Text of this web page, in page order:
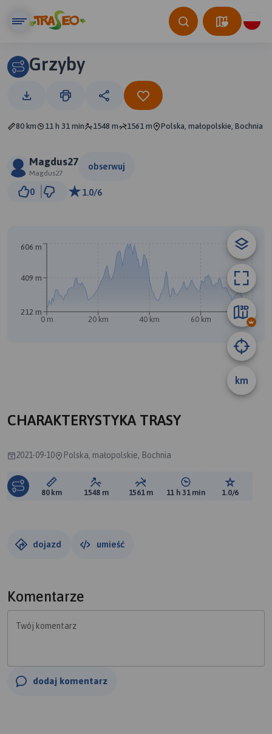
Grzyby
80 km 11 h 31 min 1548 m 1561 m Polska, małopolskie, Bochnia
Magdus27
Magdus27
obserwuj
0 1.0/6
km
0 m 20 km 40 km 60 km 80 km
212 m
409 m
606 m
CHARAKTERYSTYKA TRASY
2021-09-10 Polska, małopolskie, Bochnia
Długość trasy:
80 km Suma przewyższeń:
1548 m Suma spadków:
1561 m Średni czas potrzebny
11 h 31 min Ocena
1.0/6
dojazd umieść
Komentarze
Twój komentarz
dodaj komentarz